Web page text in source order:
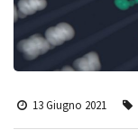
13 Giugno 2021